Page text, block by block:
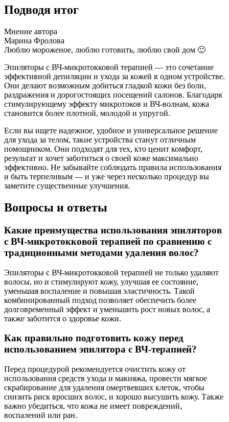
Подводя итог
Мнение автора
Марина Фролова
Люблю мороженое, люблю готовить, люблю свой дом 🙂
Эпиляторы с ВЧ-микротокковой терапией — это сочетание
эффективной депиляции и ухода за кожей в одном устройстве.
Они делают возможным добиться гладкой кожи без боли,
раздражения и дорогостоящих посещений салонов. Благодаря
стимулирующему эффекту микротоков и ВЧ-волнам, кожа
становится более плотной, молодой и упругой.
Если вы ищете надежное, удобное и универсальное решение
для ухода за телом, такие устройства станут отличным
помощником. Они подходят для тех, кто ценит комфорт,
результат и хочет заботиться о своей коже максимально
эффективно. Не забывайте соблюдать правила использования
и быть терпеливым — и уже через несколько процедур вы
заметите существенные улучшения.
Вопросы и ответы
Какие преимущества использования эпиляторов
с ВЧ-микротокковой терапией по сравнению с
традиционными методами удаления волос?
Эпиляторы с ВЧ-микротокковой терапией не только удаляют
волосы, но и стимулируют кожу, улучшая ее состояние,
уменьшая воспаление и повышая эластичность. Такой
комбинированный подход позволяет обеспечить более
долговременный эффект и уменьшить рост новых волос, а
также заботится о здоровье кожи.
Как правильно подготовить кожу перед
использованием эпилятора с ВЧ-терапией?
Перед процедурой рекомендуется очистить кожу от
использования средств ухода и макияжа, провести мягкое
скрабирование для удаления омертвевших клеток, чтобы
снизить риск вросших волос, и хорошо высушить кожу. Также
важно убедиться, что кожа не имеет повреждений,
воспалений или ран.